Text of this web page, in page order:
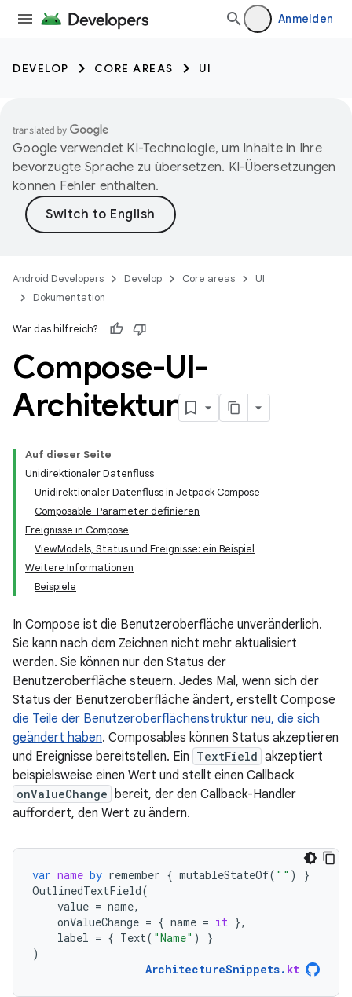
Anmelden
DEVELOP CORE AREAS UI
Google verwendet KI-Technologie, um Inhalte in Ihre
bevorzugte Sprache zu übersetzen. KI-Übersetzungen
können Fehler enthalten.
Android Developers Develop Core areas
UI
Dokumentation
War das hilfreich?
Compose-UI-
Architektur
Auf dieser Seite
Unidirektionaler Datenfluss
Unidirektionaler Datenfluss in Jetpack Compose
Composable-Parameter definieren
Ereignisse in Compose
ViewModels, Status und Ereignisse: ein Beispiel
Weitere Informationen
Beispiele
In Compose ist die Benutzeroberfläche unveränderlich.
Sie kann nach dem Zeichnen nicht mehr aktualisiert
werden. Sie können nur den Status der
Benutzeroberfläche steuern. Jedes Mal, wenn sich der
Status der Benutzeroberfläche ändert, erstellt Compose
die Teile der Benutzeroberflächenstruktur neu, die sich
geändert haben. Composables können Status akzeptieren
und Ereignisse bereitstellen. Ein TextField akzeptiert
beispielsweise einen Wert und stellt einen Callback
onValueChange bereit, der den Callback-Handler
auffordert, den Wert zu ändern.
var name by remember { mutableStateOf( "" )
}
OutlinedTextField(
value = name,
onValueChange = { name = it },
label = { Text( "Name" )
}
)
ArchitectureSnippets. kt